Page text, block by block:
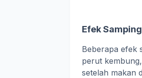
Efek
Beberapa efek
perut
setelah makan